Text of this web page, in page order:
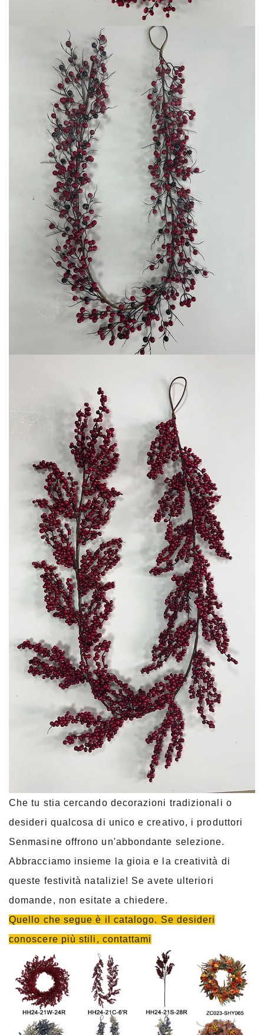
Che tu stia cercando decorazioni tradizionali o
desideri qualcosa di unico e creativo, i produttori
Senmasine offrono un'abbondante selezione.
Abbracciamo insieme la gioia e la creatività di
queste festività natalizie! Se avete ulteriori
domande, non esitate a chiedere.
Quello che segue è il catalogo. Se desideri
conoscere più stili, contattami